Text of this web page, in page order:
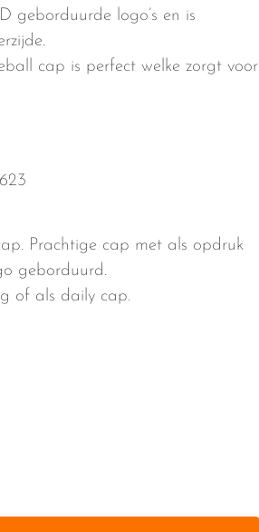
geborduurde logo’s en is
cap is perfect welke zorgt voor
Prachtige cap met als opdruk
geborduurd.
of als daily cap.